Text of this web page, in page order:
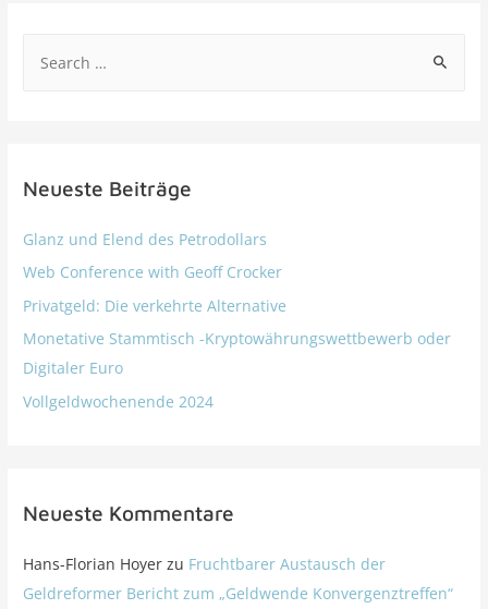
Neueste Beiträge
Glanz und Elend des Petrodollars
Web Conference with Geoff Crocker
Privatgeld: Die verkehrte Alternative
Monetative Stammtisch -Kryptowährungswettbewerb oder
Digitaler Euro
Vollgeldwochenende 2024
Neueste Kommentare
Hans-Florian Hoyer zu Fruchtbarer Austausch der
Geldreformer Bericht zum „Geldwende Konvergenztreffen“